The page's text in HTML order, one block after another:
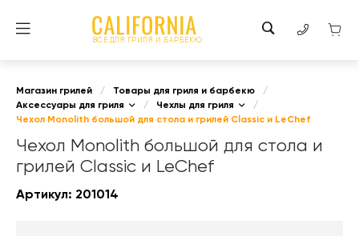
ВСЕ ДЛЯ ГРИЛЯ И БАРБЕКЮ
Магазин грилей / Товары для гриля и барбекю
/
Аксессуары для гриля
/ Чехлы для гриля
/
Чехол Monolith большой для стола и грилей Classic и LeChef
Чехол Monolith большой для стола и
грилей Classic и LeChef
Артикул: 201014